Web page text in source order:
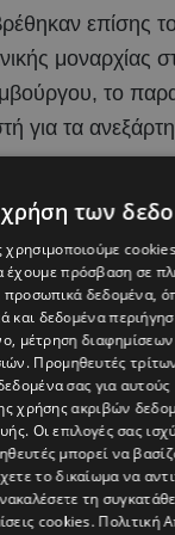
επίσης
το
τα
των
χρησιμοποιούμε
έχουμε πρόσβαση σε
προσωπικά δεδομένα,
και δεδομένα
μέτρηση
Προμηθευτές
σας για
χρήσης ακριβών
Οι επιλογές σας
μπορεί να
το δικαίωμα να
τη
cookies. Πολιτική